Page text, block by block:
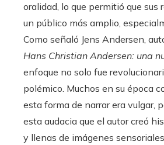
oralidad, lo que permitió que sus
un público más amplio,
Como señaló Jens Andersen,
Hans Christian Andersen: una
enfoque no solo fue
polémico. Muchos en su época
esta forma de narrar era vulgar,
esta audacia que el autor creó
y llenas de imágenes